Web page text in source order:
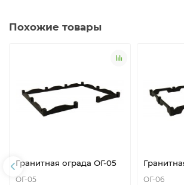
Похожие товары
Гранитная ограда ОГ-05
ОГ-05 ОГ-06